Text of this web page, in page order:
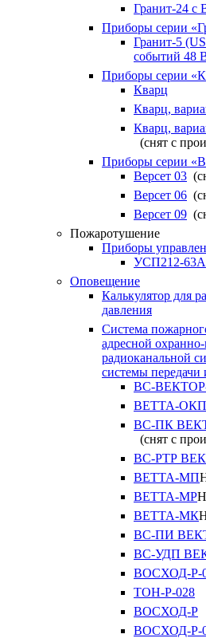
Гранит-24 с
Приборы серии
Гранит-5
событий 48
Приборы серии
Кварц
Кварц,
Кварц,
(снят с
Приборы серии
Версет 03
Версет 06
Версет 09
Пожаротушение
Приборы
УСП212-63А
Оповещение
Калькулятор для
давления
Система
адресной
радиоканальной
системы
ВС-
ВЕТТА-ОКП
ВС-ПК
(снят с
ВС-РТР
ВЕТТА-МП
ВЕТТА-МР
ВЕТТА-МК
ВС-ПИ
ВС-УДП
ВОСХОД-Р-
ТОН-Р-028
ВОСХОД-Р
ВОСХОД-Р-